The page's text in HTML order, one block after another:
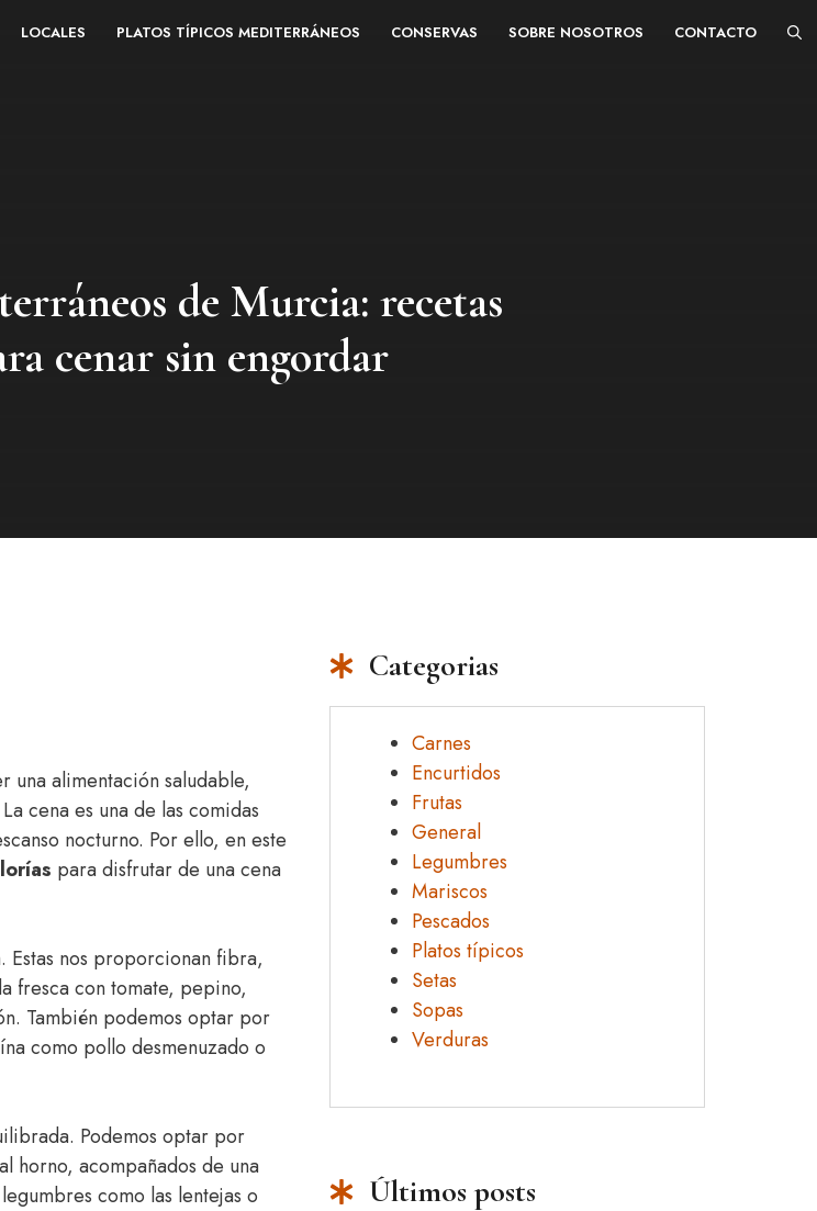
LOCALES PLATOS TÍPICOS MEDITERRÁNEOS CONSERVAS SOBRE NOSOTROS CONTACTO
de Murcia: recetas
cenar sin engordar
una alimentación saludable,
cena es una de las comidas
nocturno. Por ello, en este
para disfrutar de una cena
Estas nos proporcionan fibra,
fresca con tomate, pepino,
También podemos optar por
como pollo desmenuzado o
Podemos optar por
horno, acompañados de una
como las lentejas o
Categorias
Carnes
Encurtidos
Frutas
General
Legumbres
Mariscos
Pescados
Platos típicos
Setas
Sopas
Verduras
Últimos posts